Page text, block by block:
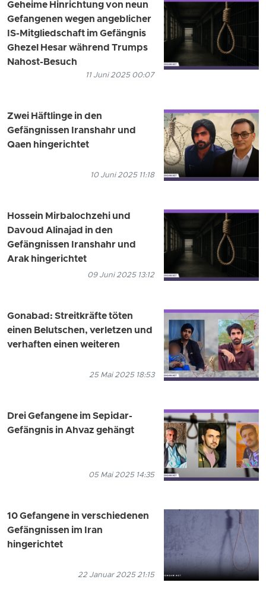
Geheime Hinrichtung von neun
Gefangenen wegen angeblicher
IS-Mitgliedschaft im Gefängnis
Ghezel Hesar während Trumps
Nahost-Besuch
11 Juni 2025 00:07
Zwei Häftlinge in den
Gefängnissen Iranshahr und
Qaen hingerichtet
10 Juni 2025 11:18
Hossein Mirbalochzehi und
Davoud Alinajad in den
Gefängnissen Iranshahr und
Arak hingerichtet
09 Juni 2025 13:12
Gonabad: Streitkräfte töten
einen Belutschen, verletzen und
verhaften einen weiteren
25 Mai 2025 18:53
Drei Gefangene im Sepidar-
Gefängnis in Ahvaz gehängt
05 Mai 2025 14:35
10 Gefangene in verschiedenen
Gefängnissen im Iran
hingerichtet
22 Januar 2025 21:15